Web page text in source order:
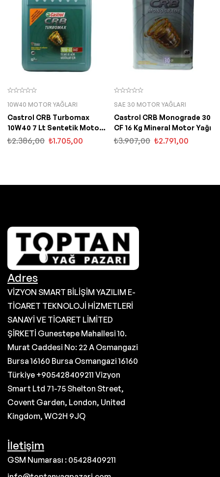
10W40 MOTOR YAĞLARI
Castrol CRB Turbomax
10W40 7 Lt Sentetik Motor
Yağı
₺2.386,00 ₺1.705,00
SAE 30 MOTOR YAĞLARI
Castrol CRB Monograde 30
CF 16 Kg Mineral Motor Yağı
₺3.907,00 ₺2.791,00
Adres
VİZYON SMART BİLİŞİM YAZILIM E-
TİCARET TEKNOLOJİ HİZMETLERİ
SANAYİ VE TİCARET LİMİTED
ŞİRKETİ Gunestepe Mahallesi 10.
Murat Caddesi No: 22 A Osmangazi
Bursa 16160 Bursa Osmangazi 16160
Türkiye +905428409211 Vizyon
Smart Ltd 71-75 Shelton Street,
Covent Garden, London, United
Kingdom, WC2H 9JQ
İletişim
GSM Numarası : 05428409211